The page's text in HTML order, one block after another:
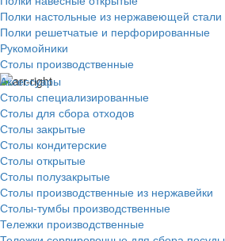
Полки настольные из нержавеющей стали
Полки решетчатые и перфорированные
Рукомойники
Столы производственные
Аксессуары
Столы специализированные
Столы для сбора отходов
Столы закрытые
Столы кондитерские
Столы открытые
Столы полузакрытые
Столы производственные из нержавейки
Столы-тумбы производственные
Тележки производственные